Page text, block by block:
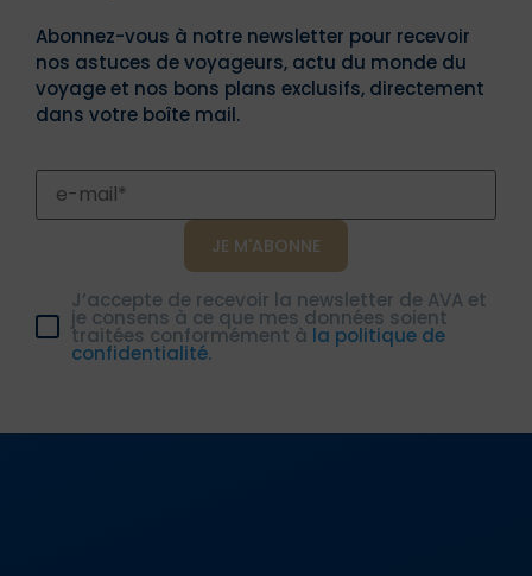
Abonnez-vous à notre newsletter pour recevoir
nos astuces de voyageurs, actu du monde du
voyage et nos bons plans exclusifs, directement
dans votre boîte mail.
J’accepte de recevoir la newsletter de AVA et
je consens à ce que mes données soient
traitées conformément à la politique de
confidentialité.